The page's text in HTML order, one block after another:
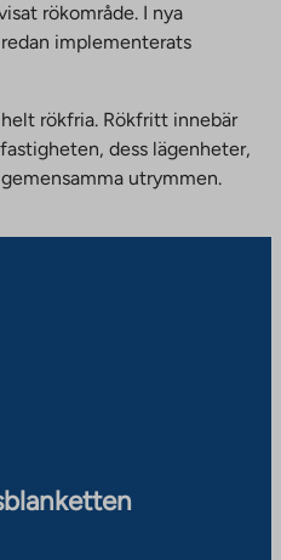
rökområde. I nya
implementerats
rökfria. Rökfritt innebär
dess lägenheter,
utrymmen.